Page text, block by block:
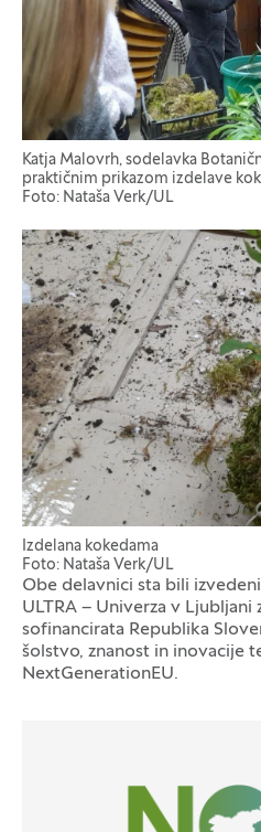
Katja Malovrh, sodelavka
praktičnim prikazom izdelave
Foto: Nataša Verk/UL
Izdelana kokedama
Foto: Nataša Verk/UL
Logotipi
Obe delavnici sta bili
ULTRA – Univerza v
sofinancirata Republika
šolstvo, znanost in inovacije
NextGenerationEU.